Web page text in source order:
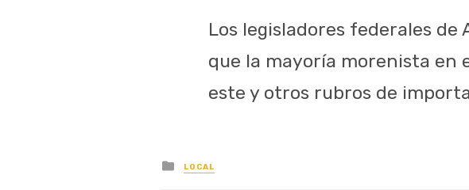
Los legisladores federales
que la mayoría morenista en
este y otros rubros de
Posted
in
LOCAL